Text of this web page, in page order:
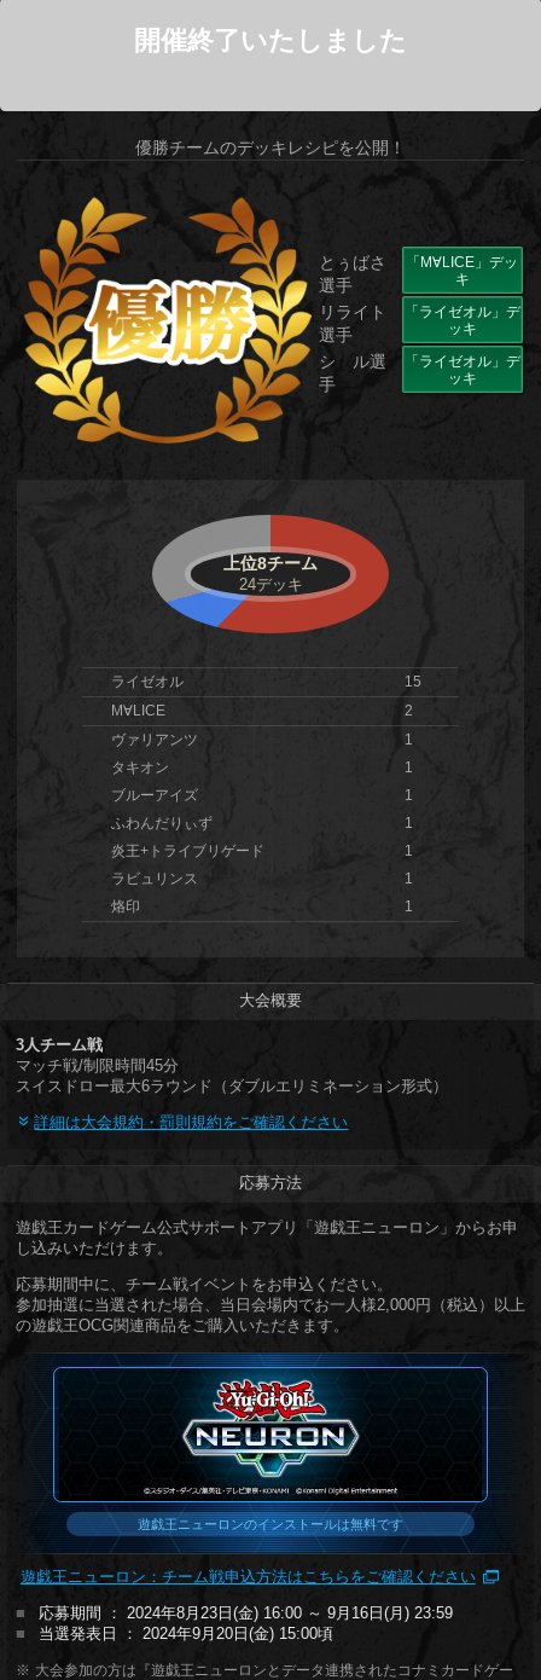
開催終了いたしました
優勝チームのデッキレシピを公開！
とぅばさ
選手
「M∀LICE」デッ
キ
リライト
選手
「ライゼオル」デ
ッキ
シ ル選
手
「ライゼオル」デ
ッキ
上位8チーム
24デッキ
ライゼオル
15
M∀LICE
2
ヴァリアンツ
1
タキオン
1
ブルーアイズ
1
ふわんだりぃず
1
炎王+トライブリゲード
1
ラビュリンス
1
烙印
1
大会概要
3人チーム戦
マッチ戦/制限時間45分
スイスドロー最大6ラウンド（ダブルエリミネーション形式）
詳細は大会規約・罰則規約をご確認ください
応募方法
遊戯王カードゲーム公式サポートアプリ「遊戯王ニューロン」からお申
し込みいただけます。
応募期間中に、チーム戦イベントをお申込ください。
参加抽選に当選された場合、当日会場内でお一人様2,000円（税込）以上
の遊戯王OCG関連商品をご購入いただきます。
遊戯王ニューロンのインストールは無料です
遊戯王ニューロン：チーム戦申込方法はこちらをご確認ください
応募期間 ： 2024年8月23日(金) 16:00 ～ 9月16日(月) 23:59
当選発表日 ： 2024年9月20日(金) 15:00頃
大会参加の方は『遊戯王ニューロンとデータ連携されたコナミカードゲー